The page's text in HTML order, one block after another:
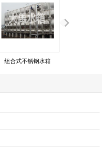
组合式不锈钢水箱